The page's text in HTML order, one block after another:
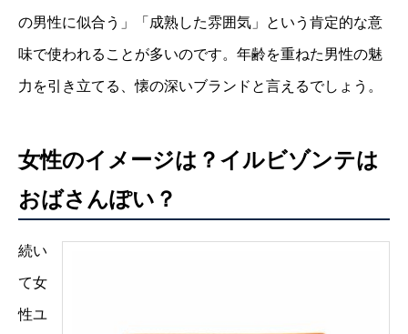
の男性に似合う」「成熟した雰囲気」という肯定的な意
味で使われることが多いのです。年齢を重ねた男性の魅
力を引き立てる、懐の深いブランドと言えるでしょう。
女性のイメージは？イルビゾンテは
おばさんぽい？
続い
て女
性ユ